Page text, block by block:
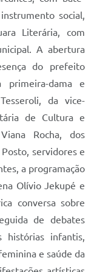
social,
Literária, com
A abertura
do prefeito
primeira-dama e
da vice-
de Cultura e
Rocha, dos
servidores e
a programação
Olívio Jekupé e
conversa sobre
de debates
histórias infantis,
e saúde da